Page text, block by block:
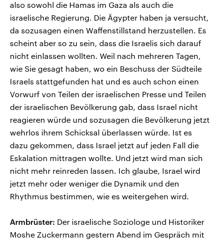
also sowohl die Hamas im Gaza als auch die
israelische Regierung. Die Ägypter haben ja versucht,
da sozusagen einen Waffenstillstand herzustellen. Es
scheint aber so zu sein, dass die Israelis sich darauf
nicht einlassen wollten. Weil nach mehreren Tagen,
wie Sie gesagt haben, wo ein Beschuss der Südteile
Israels stattgefunden hat und es auch schon einen
Vorwurf von Teilen der israelischen Presse und Teilen
der israelischen Bevölkerung gab, dass Israel nicht
reagieren würde und sozusagen die Bevölkerung jetzt
wehrlos ihrem Schicksal überlassen würde. Ist es
dazu gekommen, dass Israel jetzt auf jeden Fall die
Eskalation mittragen wollte. Und jetzt wird man sich
nicht mehr reinreden lassen. Ich glaube, Israel wird
jetzt mehr oder weniger die Dynamik und den
Rhythmus bestimmen, wie es weitergehen wird.
Armbrüster: Der israelische Soziologe und Historiker
Moshe Zuckermann gestern Abend im Gespräch mit